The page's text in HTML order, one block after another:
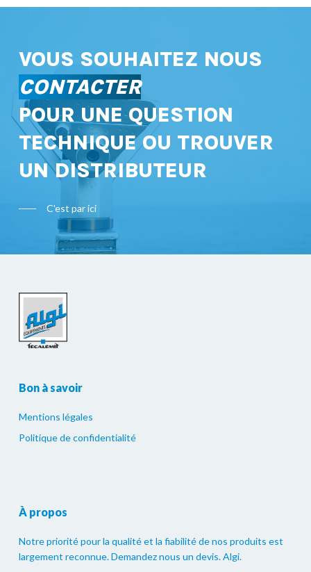
VOUS SOUHAITEZ NOUS
CONTACTER
POUR UNE QUESTION
TECHNIQUE OU TROUVER
UN DISTRIBUTEUR
C'est par ici
Bon à savoir
Mentions légales
Politique de confidentialité
À propos
Notre priorité pour la qualité et la fiabilité de nos produits est
largement reconnue. Demandez nous un devis. Algi.